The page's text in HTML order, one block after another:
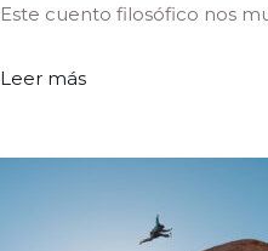
Este cuento filosófico nos
Leer más